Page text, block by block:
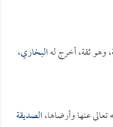
، وهو ثقة، أخرج لهالبخاري،
عنها وأرضاها،الصديقة